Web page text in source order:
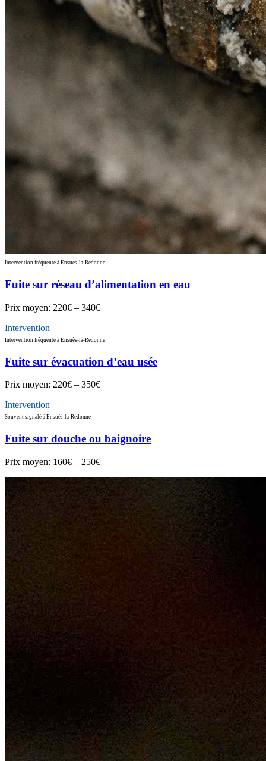
Intervention fréquente à Ensuès-la-Redonne
Fuite sur réseau d’alimentation en eau
Prix moyen: 220€ – 340€
Intervention
Intervention fréquente à Ensuès-la-Redonne
Fuite sur évacuation d’eau usée
Prix moyen: 220€ – 350€
Intervention
Souvent signalé à Ensuès-la-Redonne
Fuite sur douche ou baignoire
Prix moyen: 160€ – 250€